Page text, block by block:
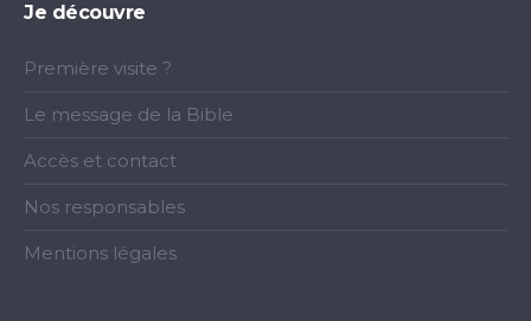
Je découvre
Première visite ?
Le message de la Bible
Accès et contact
Nos responsables
Mentions légales